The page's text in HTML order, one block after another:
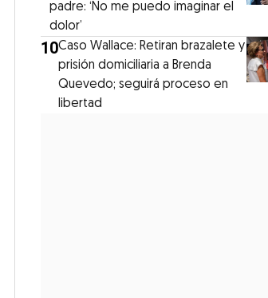
padre: ‘No me puedo imaginar el
dolor’
10Caso Wallace: Retiran brazalete y
prisión domiciliaria a Brenda
Quevedo; seguirá proceso en
libertad